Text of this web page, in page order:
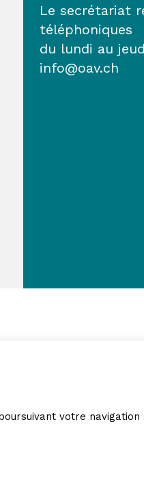
Le secrétariat
téléphoniques
du lundi au
info@oav.ch
votre navigation